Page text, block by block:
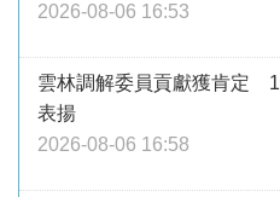
2026-08-06 16:53
雲林調解委員貢獻獲肯定
表揚
2026-08-06 16:58